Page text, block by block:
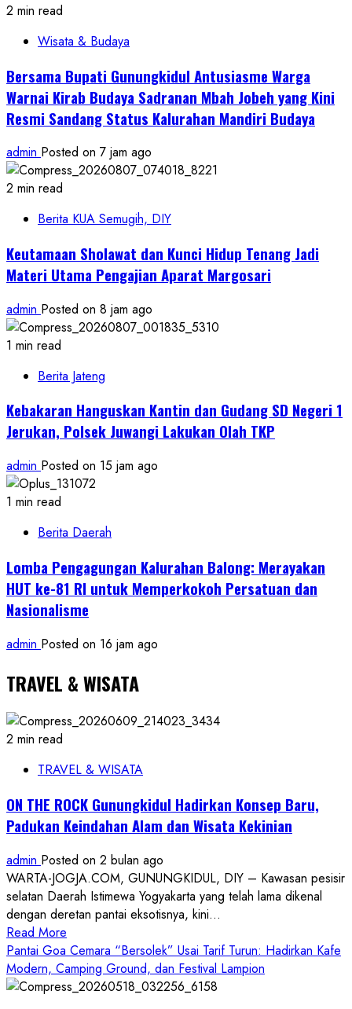
2 min read
Wisata & Budaya
Bersama Bupati Gunungkidul Antusiasme Warga
Warnai Kirab Budaya Sadranan Mbah Jobeh yang Kini
Resmi Sandang Status Kalurahan Mandiri Budaya
admin Posted on 7 jam ago
2 min read
Berita KUA Semugih, DIY
Keutamaan Sholawat dan Kunci Hidup Tenang Jadi
Materi Utama Pengajian Aparat Margosari
admin Posted on 8 jam ago
1 min read
Berita Jateng
Kebakaran Hanguskan Kantin dan Gudang SD Negeri 1
Jerukan, Polsek Juwangi Lakukan Olah TKP
admin Posted on 15 jam ago
1 min read
Berita Daerah
Lomba Pengagungan Kalurahan Balong: Merayakan
HUT ke-81 RI untuk Memperkokoh Persatuan dan
Nasionalisme
admin Posted on 16 jam ago
TRAVEL & WISATA
2 min read
TRAVEL & WISATA
ON THE ROCK Gunungkidul Hadirkan Konsep Baru,
Padukan Keindahan Alam dan Wisata Kekinian
admin Posted on 2 bulan ago
WARTA-JOGJA.COM, GUNUNGKIDUL, DIY – Kawasan pesisir
selatan Daerah Istimewa Yogyakarta yang telah lama dikenal
dengan deretan pantai eksotisnya, kini...
Read More
more
about
ON
Pantai Goa Cemara “Bersolek” Usai Tarif Turun: Hadirkan Kafe
Modern, Camping Ground, dan Festival Lampion